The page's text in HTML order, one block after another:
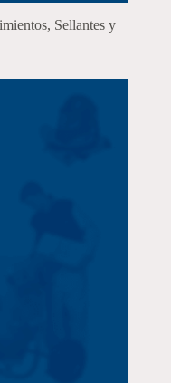
Sellantes y